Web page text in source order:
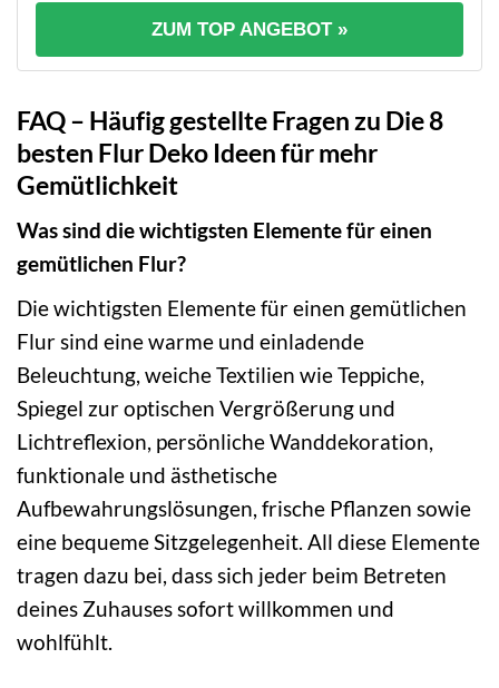
ZUM TOP ANGEBOT »
FAQ – Häufig gestellte Fragen zu Die 8
besten Flur Deko Ideen für mehr
Gemütlichkeit
Was sind die wichtigsten Elemente für einen
gemütlichen Flur?
Die wichtigsten Elemente für einen gemütlichen
Flur sind eine warme und einladende
Beleuchtung, weiche Textilien wie Teppiche,
Spiegel zur optischen Vergrößerung und
Lichtreflexion, persönliche Wanddekoration,
funktionale und ästhetische
Aufbewahrungslösungen, frische Pflanzen sowie
eine bequeme Sitzgelegenheit. All diese Elemente
tragen dazu bei, dass sich jeder beim Betreten
deines Zuhauses sofort willkommen und
wohlfühlt.